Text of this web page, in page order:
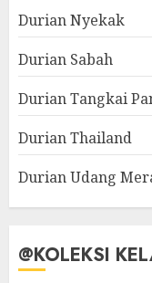
Durian Nyekak
Durian Sabah
Durian Tangkai
Durian Thailand
Durian Udang
@KOLEKSI